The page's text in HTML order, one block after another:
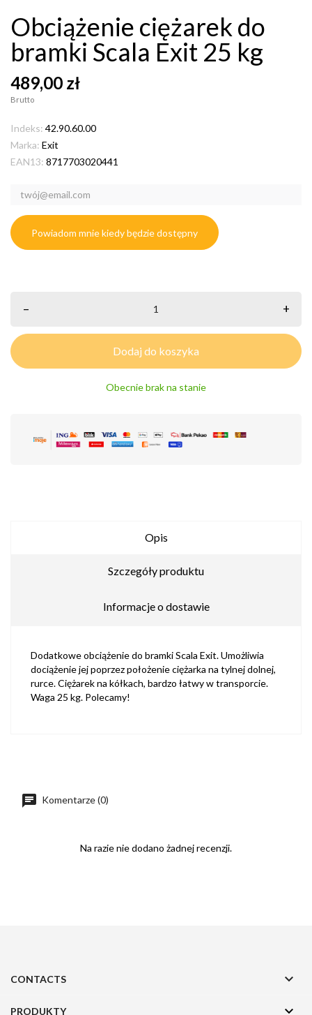
Obciążenie ciężarek do
bramki Scala Exit 25 kg
489,00 zł
Brutto
Indeks: 42.90.60.00
Marka: Exit
EAN13: 8717703020441
Powiadom mnie kiedy będzie dostępny
– +
Dodaj do koszyka
Obecnie brak na stanie
Opis
Szczegóły produktu
Informacje o dostawie
Dodatkowe obciążenie do bramki Scala Exit. Umożliwia
dociążenie jej poprzez położenie ciężarka na tylnej dolnej,
rurce. Ciężarek na kółkach, bardzo łatwy w transporcie.
Waga 25 kg. Polecamy!
Komentarze (0)
Na razie nie dodano żadnej recenzji.
CONTACTS 
PRODUKTY 